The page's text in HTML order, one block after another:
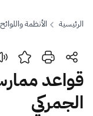
بحث
بحث
الرئيسية الأنظمة واللوائح
قواعد
الجمركي